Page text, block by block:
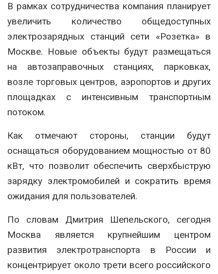
В рамках сотрудничества компания планирует
увеличить количество общедоступных
электрозарядных станций сети «Розетка» в
Москве. Новые объекты будут размещаться
на автозаправочных станциях, парковках,
возле торговых центров, аэропортов и других
площадках с интенсивным транспортным
потоком.
Как отмечают стороны, станции будут
оснащаться оборудованием мощностью от 80
кВт, что позволит обеспечить сверхбыструю
зарядку электромобилей и сократить время
ожидания для пользователей.
По словам Дмитрия Шепельского, сегодня
Москва является крупнейшим центром
развития электротранспорта в России и
концентрирует около трети всего российского